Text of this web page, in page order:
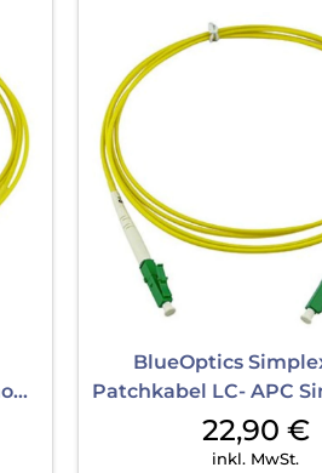
BlueOptics
Patchkabel LC- APC
10 m Yellow
22,90 €
inkl. MwSt.